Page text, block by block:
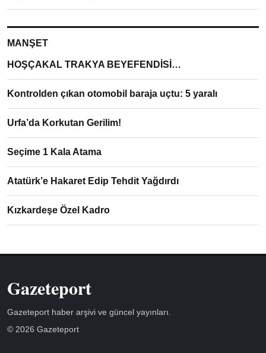
MANŞET
HOŞÇAKAL TRAKYA BEYEFENDİSİ…
Kontrolden çıkan otomobil baraja uçtu: 5 yaralı
Urfa’da Korkutan Gerilim!
Seçime 1 Kala Atama
Atatürk’e Hakaret Edip Tehdit Yağdırdı
Kızkardeşe Özel Kadro
Gazeteport
Gazeteport haber arşivi ve güncel yayınları.
© 2026 Gazeteport